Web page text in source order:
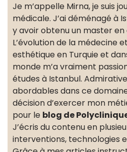
Je m’appelle Mirna, je suis
médicale. J’ai déménagé à
y avoir obtenu un master
L’évolution de la médecine
esthétique en Turquie et
monde m’a vraiment
études à Istanbul.
abordables dans ce
décision d’exercer mon
pour le blog de
J’écris du contenu en
interventions, technologies